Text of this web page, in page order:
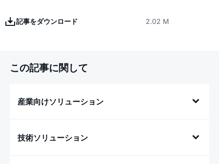
記事をダウンロード 2.02 M
この記事に関して
産業向けソリューション
技術ソリューション